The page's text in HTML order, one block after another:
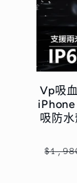
Vp吸
吸防
定